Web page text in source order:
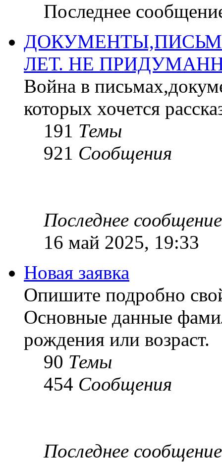
Последнее
ЛЕТ. НЕ
Война в
которых хочется
191 Темы
921 Сообщения
Последнее сообщение
16 май 2025, 19:33
Новая заявка
Опишите подробно
Основные данные
рождения или возраст.
90 Темы
454 Сообщения
Последнее сообщение